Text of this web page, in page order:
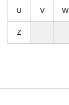
U V W
Z